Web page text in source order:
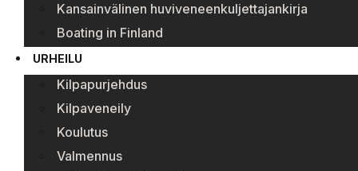
Kansainvälinen huviveneenkuljettajankirja
Boating in Finland
URHEILU
Kilpapurjehdus
Kilpaveneily
Koulutus
Valmennus